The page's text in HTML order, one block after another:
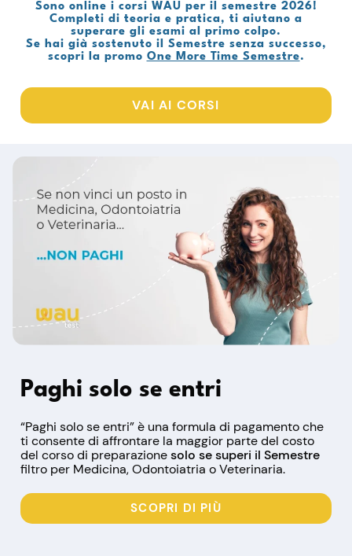
Sono online i corsi WAU per il semestre 2026!
Completi di teoria e pratica, ti aiutano a
superare gli esami al primo colpo.
Se hai già sostenuto il Semestre senza successo,
scopri la promo One More Time Semestre.
VAI AI CORSI
Paghi solo se entri
“Paghi solo se entri” è una formula di pagamento che
ti consente di affrontare la maggior parte del costo
del corso di preparazionesolo se superi il Semestre
filtro per Medicina, Odontoiatria o Veterinaria.
SCOPRI DI PIÙ